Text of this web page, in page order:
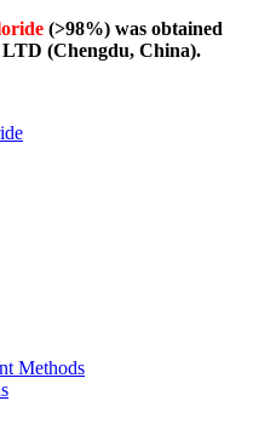
(>98%) was obtained
LTD (Chengdu, China).
Methods